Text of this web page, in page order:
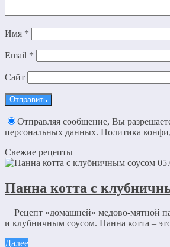
Имя *
Email *
Сайт
Отправляя сообщение, Вы
персональных данных. Политика
Свежие рецепты
Панна котта с
Рецепт «домашней» медово-мятной
и клубничным соусом. Панна котта –
Далее